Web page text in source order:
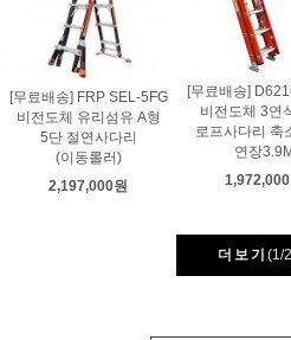
[무료배송] FRP SEL-5FG
비전도체 유리섬유 A형
5단 절연사다리
(이동롤러)
2,197,000원
[무료배송]
비전도체 3연
로프사다리 축
연장3.9M
더보기 (1/2